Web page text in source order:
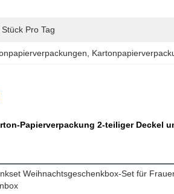
Pro Tag
Papierverpackung 2-teiliger Deckel
Weihnachtsgeschenkbox-Set für